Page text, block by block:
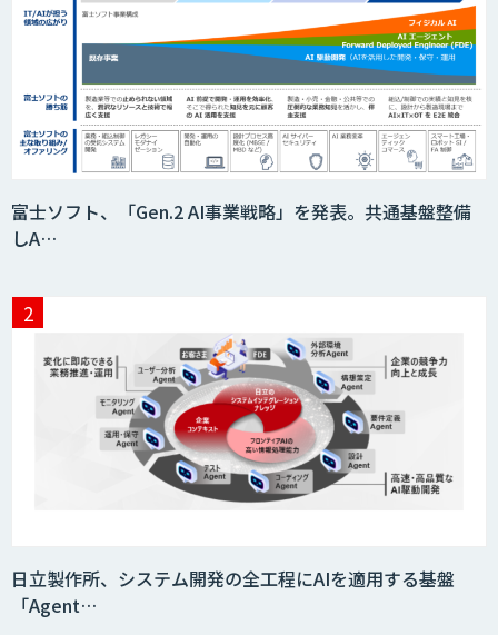
富士ソフト、「Gen.2 AI事業戦略」を発表。共通基盤整備
しA…
日立製作所、システム開発の全工程にAIを適用する基盤
「Agent…